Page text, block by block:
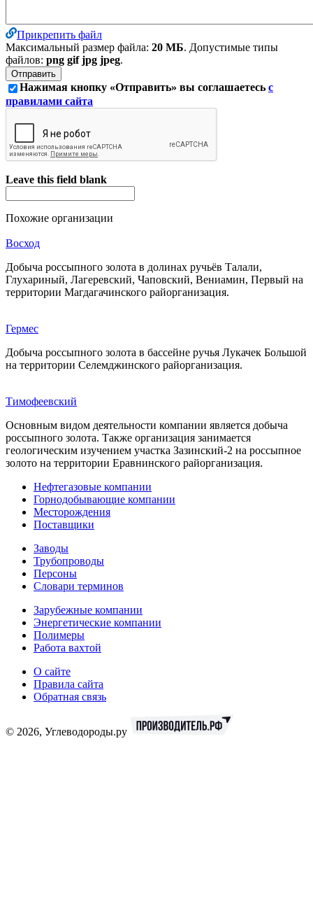
Прикрепить файл
Максимальный размер файла: 20 МБ. Допустимые типы
файлов: png gif jpg jpeg.
Нажимая кнопку «Отправить» вы соглашаетесь с
правилами сайта
Leave this field blank
Похожие организации
Восход
Добыча россыпного золота в долинах ручьёв Талали,
Глухариный, Лагеревский, Чаповский, Вениамин, Первый на
территории Магдагачинского райорганизация.
Гермес
Добыча россыпного золота в бассейне ручья Лукачек Большой
на территории Селемджинского райорганизация.
Тимофеевский
Основным видом деятельности компании является добыча
россыпного золота. Также организация занимается
геологическим изучением участка Зазинский-2 на россыпное
золото на территории Еравнинского райорганизация.
Нефтегазовые компании
Горнодобывающие компании
Месторождения
Поставщики
Заводы
Трубопроводы
Персоны
Словари терминов
Зарубежные компании
Энергетические компании
Полимеры
Работа вахтой
О сайте
Правила сайта
Обратная связь
© 2026, Углеводороды.ру